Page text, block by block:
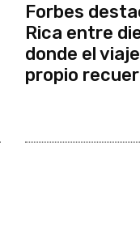
Forbes
Rica entre
donde el
propio